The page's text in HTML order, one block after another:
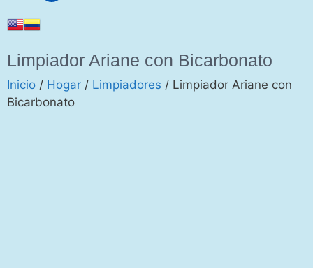
Limpiador Ariane con Bicarbonato
Inicio / Hogar / Limpiadores / Limpiador Ariane con
Bicarbonato